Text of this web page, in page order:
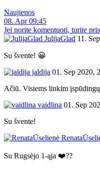
Naujienos
08. Apr 09:45
Jei norite komentuoti, turite
JulijaGlad 11.
Su švente! 😀
jaldija 01. Sep 2020,
Ačiū. Visiems linkim
vaidlina 01. Sep
Su švente!
Su Rugsėjo 1-ąja ❤️??